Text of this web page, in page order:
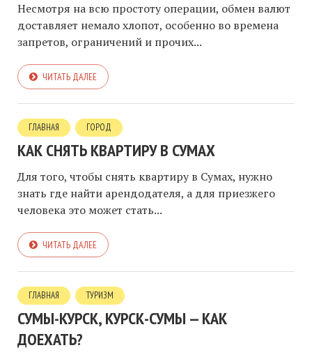
Несмотря на всю простоту операции, обмен валют
доставляет немало хлопот, особенно во времена
запретов, ограничений и прочих...
ЧИТАТЬ ДАЛЕЕ
ГЛАВНАЯ ГОРОД
КАК СНЯТЬ КВАРТИРУ В СУМАХ
Для того, чтобы снять квартиру в Сумах, нужно
знать где найти арендодателя, а для приезжего
человека это может стать...
ЧИТАТЬ ДАЛЕЕ
ГЛАВНАЯ ТУРИЗМ
СУМЫ-КУРСК, КУРСК-СУМЫ — КАК
ДОЕХАТЬ?